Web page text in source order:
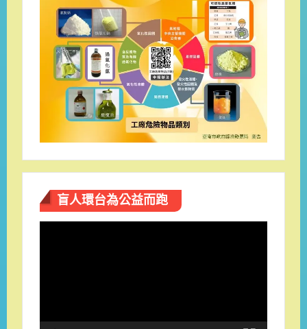
盲人環台​為公益而跑